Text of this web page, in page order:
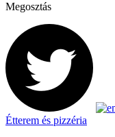
Megosztás
Étterem és pizzéria